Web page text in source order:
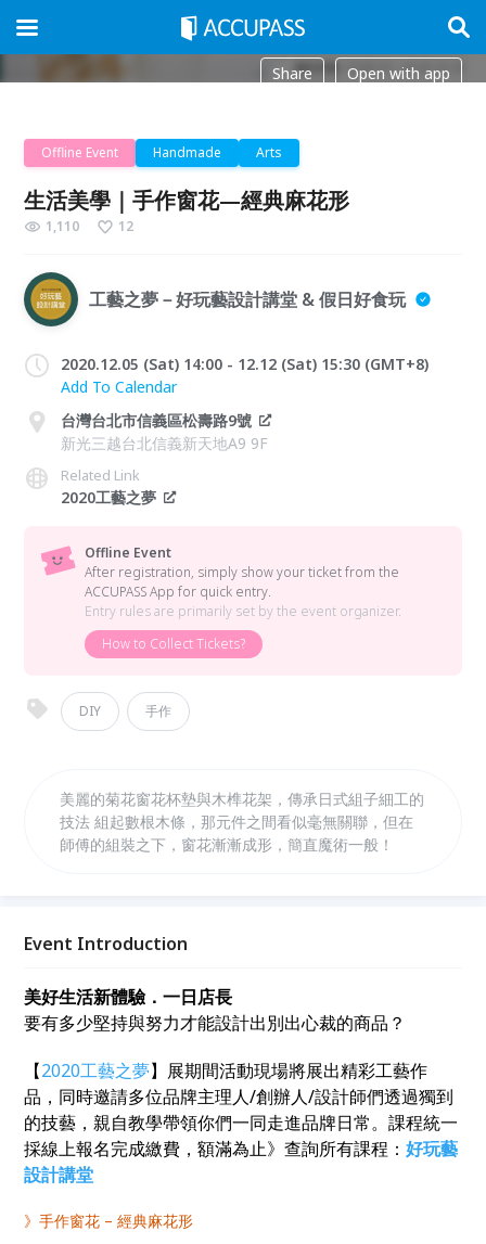
Share Open with app
Offline Event Handmade Arts
生活美學｜手作窗花—經典麻花形
1,110 12
工藝之夢－好玩藝設計講堂 & 假日好食玩
2020.12.05 (Sat) 14:00 - 12.12 (Sat) 15:30 (GMT+8)
Add To Calendar
台灣台北市信義區松壽路9號
新光三越台北信義新天地A9 9F
Related Link
2020工藝之夢
Offline Event
After registration, simply show your ticket from the
ACCUPASS App for quick entry.
Entry rules are primarily set by the event organizer.
How to Collect Tickets?
DIY 手作
美麗的菊花窗花杯墊與木榫花架，傳承日式組子細工的
技法 組起數根木條，那元件之間看似毫無關聯，但在
師傅的組裝之下，窗花漸漸成形，簡直魔術一般！
Event Introduction
美好生活新體驗．一日店長
要有多少堅持與努力才能設計出別出心裁的商品？
【2020工藝之夢】展期間活動現場將展出精彩工藝作
品，同時邀請多位品牌主理人/創辦人/設計師們透過獨到
的技藝，親自教學帶領你們一同走進品牌日常。課程統一
採線上報名完成繳費，額滿為止》查詢所有課程：好玩藝
設計講堂
》手作窗花 – 經典麻花形